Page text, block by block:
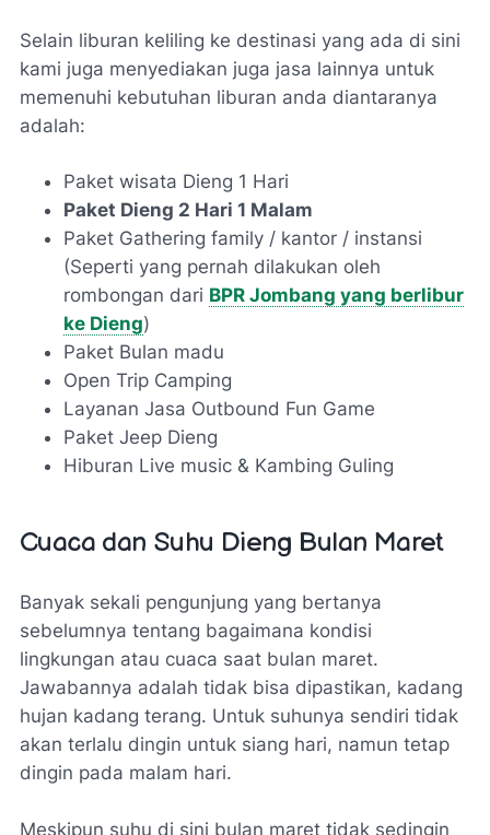
Selain liburan keliling ke destinasi yang ada di sini
kami juga menyediakan juga jasa lainnya untuk
memenuhi kebutuhan liburan anda diantaranya
adalah:
Paket wisata Dieng 1 Hari
Paket Dieng 2 Hari 1 Malam
Paket Gathering family / kantor / instansi
(Seperti yang pernah dilakukan oleh
rombongan dari BPR Jombang yang berlibur
ke Dieng)
Paket Bulan madu
Open Trip Camping
Layanan Jasa Outbound Fun Game
Paket Jeep Dieng
Hiburan Live music & Kambing Guling
Cuaca dan Suhu Dieng Bulan Maret
Banyak sekali pengunjung yang bertanya
sebelumnya tentang bagaimana kondisi
lingkungan atau cuaca saat bulan maret.
Jawabannya adalah tidak bisa dipastikan, kadang
hujan kadang terang. Untuk suhunya sendiri tidak
akan terlalu dingin untuk siang hari, namun tetap
dingin pada malam hari.
Meskipun suhu di sini bulan maret tidak sedingin